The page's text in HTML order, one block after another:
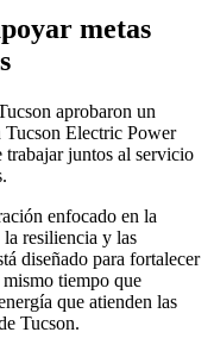
metas
aprobaron un
Electric Power
juntos al servicio
enfocado en la
resiliencia y las
diseñado para fortalecer
tiempo que
que atienden las
Tucson.